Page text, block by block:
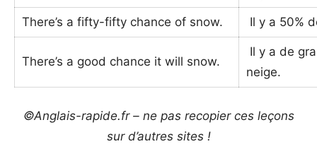
There’s a fifty-fifty chance of snow. Il y a 50%
There’s a good chance it will snow.
Il y a de
neige.
©Anglais-rapide.fr – ne pas recopier ces leçons
sur d’autres sites !